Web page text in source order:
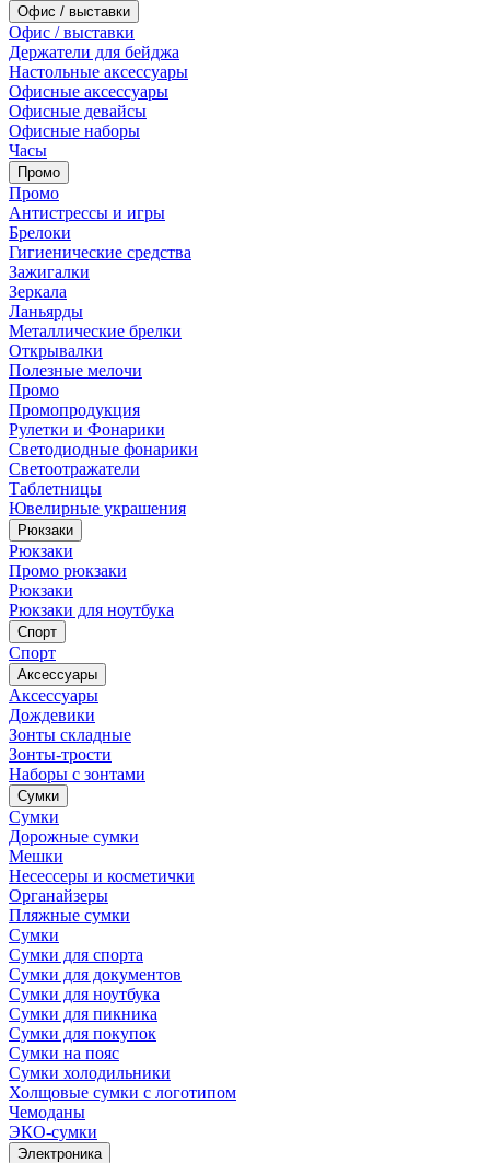
Офис / выставки
Офис / выставки
Держатели для бейджа
Настольные аксессуары
Офисные аксессуары
Офисные девайсы
Офисные наборы
Часы
Промо
Промо
Антистрессы и игры
Брелоки
Гигиенические средства
Зажигалки
Зеркала
Ланьярды
Металлические брелки
Открывалки
Полезные мелочи
Промо
Промопродукция
Рулетки и Фонарики
Светодиодные фонарики
Светоотражатели
Таблетницы
Ювелирные украшения
Рюкзаки
Рюкзаки
Промо рюкзаки
Рюкзаки
Рюкзаки для ноутбука
Спорт
Спорт
Аксессуары
Аксессуары
Дождевики
Зонты складные
Зонты-трости
Наборы с зонтами
Сумки
Сумки
Дорожные сумки
Мешки
Несессеры и косметички
Органайзеры
Пляжные сумки
Сумки
Сумки для спорта
Сумки для документов
Сумки для ноутбука
Сумки для пикника
Сумки для покупок
Сумки на пояс
Сумки холодильники
Холщовые сумки с логотипом
Чемоданы
ЭКО-сумки
Электроника